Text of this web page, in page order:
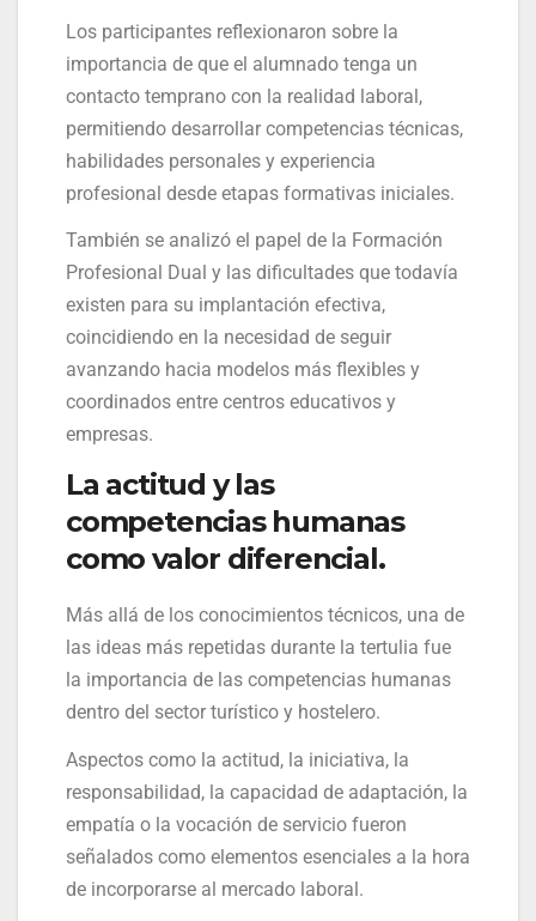
Los participantes reflexionaron sobre la
importancia de que el alumnado tenga un
contacto temprano con la realidad laboral,
permitiendo desarrollar competencias técnicas,
habilidades personales y experiencia
profesional desde etapas formativas iniciales.
También se analizó el papel de la Formación
Profesional Dual y las dificultades que todavía
existen para su implantación efectiva,
coincidiendo en la necesidad de seguir
avanzando hacia modelos más flexibles y
coordinados entre centros educativos y
empresas.
La actitud y las
competencias humanas
como valor diferencial.
Más allá de los conocimientos técnicos, una de
las ideas más repetidas durante la tertulia fue
la importancia de las competencias humanas
dentro del sector turístico y hostelero.
Aspectos como la actitud, la iniciativa, la
responsabilidad, la capacidad de adaptación, la
empatía o la vocación de servicio fueron
señalados como elementos esenciales a la hora
de incorporarse al mercado laboral.